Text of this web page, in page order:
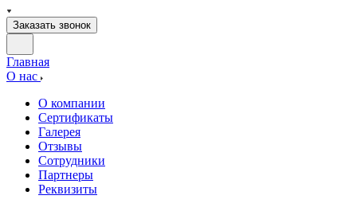
Заказать звонок
Главная
О нас
О компании
Сертификаты
Галерея
Отзывы
Сотрудники
Партнеры
Реквизиты